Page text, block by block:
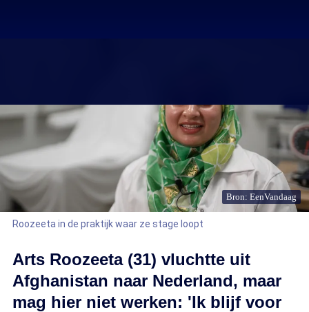
Bron: EenVandaag
Roozeeta in de praktijk waar ze stage loopt
Arts Roozeeta (31) vluchtte uit
Afghanistan naar Nederland, maar
mag hier niet werken: 'Ik blijf voor